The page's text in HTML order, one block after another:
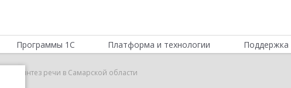
Программы 1С Платформа и технологии Поддержка
1С:Синтез речи в Самарской области